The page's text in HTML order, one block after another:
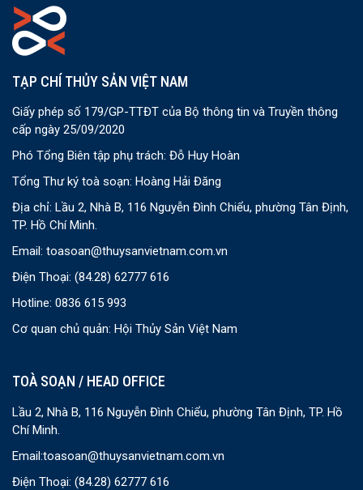
TẠP CHÍ THỦY SẢN VIỆT NAM
Giấy phép số 179/GP-TTĐT của Bộ thông tin và Truyền thông
cấp ngày 25/09/2020
Phó Tổng Biên tập phụ trách: Đỗ Huy Hoàn
Tổng Thư ký toà soạn: Hoàng Hải Đăng
Địa chỉ: Lầu 2, Nhà B, 116 Nguyễn Đình Chiểu, phường Tân Định,
TP. Hồ Chí Minh.
Email: toasoan@thuysanvietnam.com.vn
Điện Thoại: (84.28) 62777 616
Hotline: 0836 615 993
Cơ quan chủ quản: Hội Thủy Sản Việt Nam
TOÀ SOẠN / HEAD OFFICE
Lầu 2, Nhà B, 116 Nguyễn Đình Chiểu, phường Tân Định, TP. Hồ
Chí Minh.
Email:toasoan@thuysanvietnam.com.vn
Điện Thoại: (84.28) 62777 616